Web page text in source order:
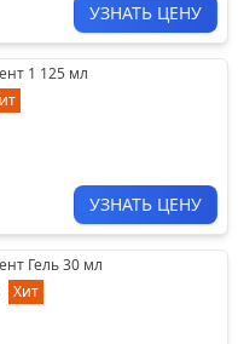
УЗНАТЬ ЦЕНУ
1 125 мл
УЗНАТЬ ЦЕНУ
Гель 30 мл
Хит